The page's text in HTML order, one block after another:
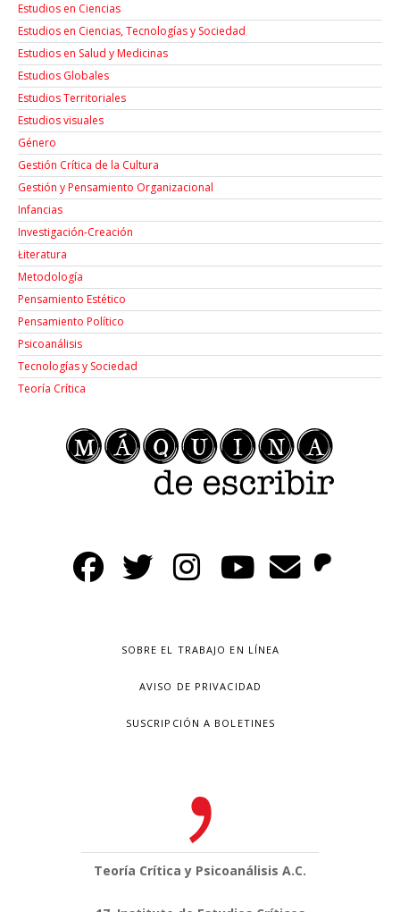
Estudios en Ciencias
Estudios en Ciencias, Tecnologías y Sociedad
Estudios en Salud y Medicinas
Estudios Globales
Estudios Territoriales
Estudios visuales
Género
Gestión Crítica de la Cultura
Gestión y Pensamiento Organizacional
Infancias
Investigación-Creación
Łiteratura
Metodología
Pensamiento Estético
Pensamiento Político
Psicoanálisis
Tecnologías y Sociedad
Teoría Crítica
SOBRE EL TRABAJO EN LÍNEA
AVISO DE PRIVACIDAD
SUSCRIPCIÓN A BOLETINES
Teoría Crítica y Psicoanálisis A.C.